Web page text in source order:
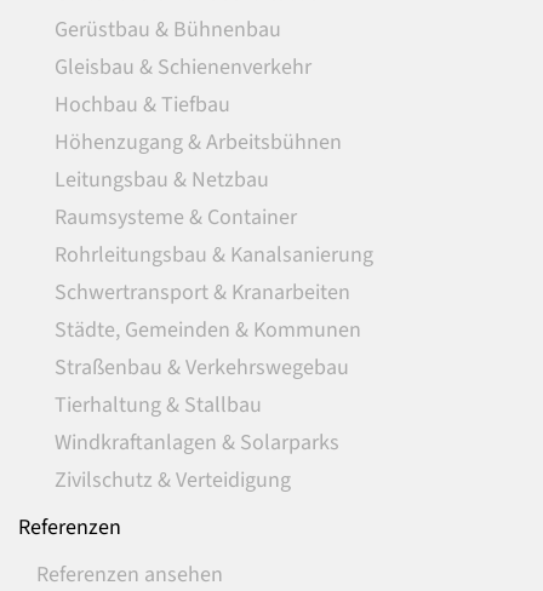
Gerüstbau & Bühnenbau
Gleisbau & Schienenverkehr
Hochbau & Tiefbau
Höhenzugang & Arbeitsbühnen
Leitungsbau & Netzbau
Raumsysteme & Container
Rohrleitungsbau & Kanalsanierung
Schwertransport & Kranarbeiten
Städte, Gemeinden & Kommunen
Straßenbau & Verkehrswegebau
Tierhaltung & Stallbau
Windkraftanlagen & Solarparks
Zivilschutz & Verteidigung
Referenzen
Referenzen ansehen